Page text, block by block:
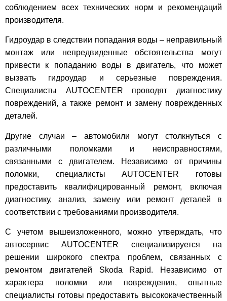
соблюдением всех технических норм и рекомендаций
производителя.
Гидроудар в следствии попадания воды – неправильный
монтаж или непредвиденные обстоятельства могут
привести к попаданию воды в двигатель, что может
вызвать гидроудар и серьезные повреждения.
Специалисты AUTOCENTER проводят диагностику
повреждений, а также ремонт и замену поврежденных
деталей.
Другие случаи – автомобили могут столкнуться с
различными поломками и неисправностями,
связанными с двигателем. Независимо от причины
поломки, специалисты AUTOCENTER готовы
предоставить квалифицированный ремонт, включая
диагностику, анализ, замену или ремонт деталей в
соответствии с требованиями производителя.
С учетом вышеизложенного, можно утверждать, что
автосервис AUTOCENTER специализируется на
решении широкого спектра проблем, связанных с
ремонтом двигателей Skoda Rapid. Независимо от
характера поломки или повреждения, опытные
специалисты готовы предоставить высококачественный